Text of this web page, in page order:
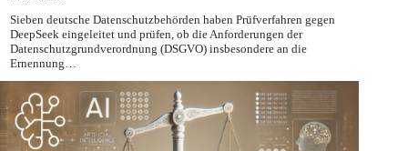
17.03.2025
Sieben deutsche Datenschutzbehörden haben Prüfverfahren gegen
DeepSeek eingeleitet und prüfen, ob die Anforderungen der
Datenschutzgrundverordnung (DSGVO) insbesondere an die
Ernennung…